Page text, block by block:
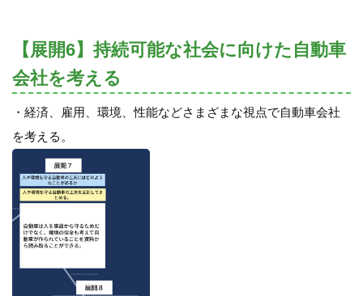
【展開6】持続可能な社会に向けた自動車
会社を考える
・経済、雇用、環境、性能などさまざまな視点で自動車会社
を考える。